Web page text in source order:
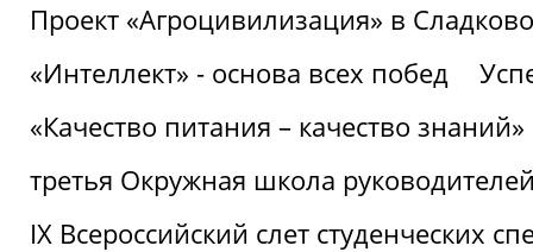
Проект «Агроцивилизация» в Сладково
«Интеллект» - основа всех побед
«Качество питания – качество знаний»
третья Окружная школа
IХ Всероссийский слет студенческих